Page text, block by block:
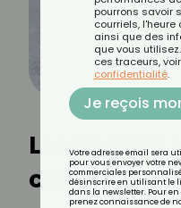
Les Bounty
caloriques ?
pourrons savoir
courriels,
ainsi que des
que vous
ces traceurs,
confidentialité.
Je reçois
Votre adresse email sera
pour vous envoyer votre
commerciales
désinscrire en utilisant le
dans la newsletter. Pour
prenez connaissance de